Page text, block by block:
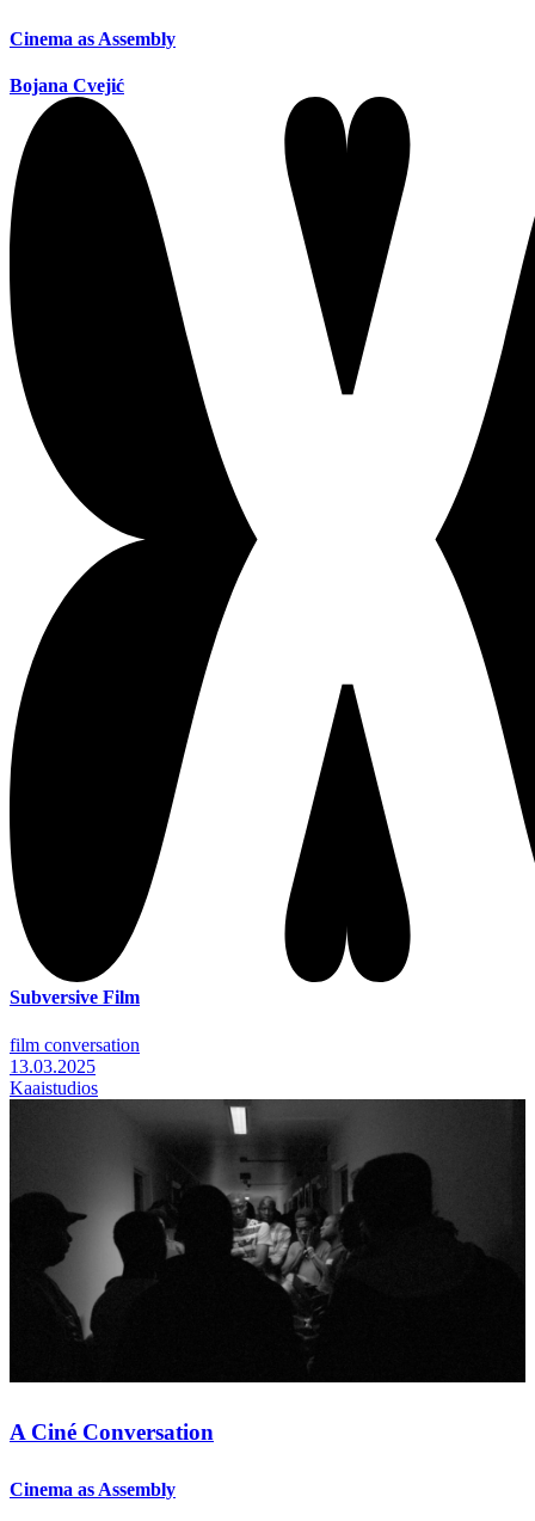
Cinema as Assembly
Bojana Cvejić
Subversive Film
film conversation
13.03.2025
Kaaistudios
A Ciné Conversation
Cinema as Assembly